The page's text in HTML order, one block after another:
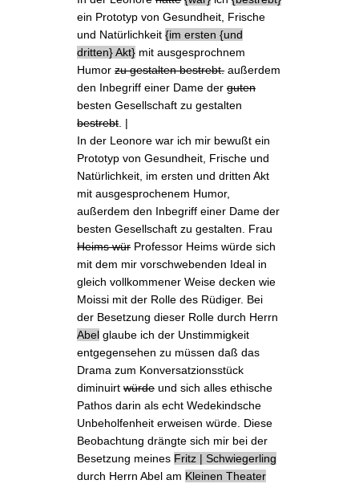
ein Prototyp von Gesundheit, Frische
und Natürlichkeit im ersten und
dritten Akt
mit ausgesprochnem
Humorzu gestalten bestrebt.außerdem
den Inbegriff einer Dame derguten
besten Gesellschaft zu gestalten
bestrebt. |
In der Leonore war ich mir bewußt ein
Prototyp von Gesundheit, Frische und
Natürlichkeit, im ersten und dritten Akt
mit ausgesprochenem Humor,
außerdem den Inbegriff einer Dame der
besten Gesellschaft zu gestalten. Frau
Heims wür Professor Heims würde sich
mit dem mir vorschwebenden Ideal in
gleich vollkommener Weise decken wie
Moissi mit der Rolle des Rüdiger. Bei
der Besetzung dieser Rolle durch Herrn
Abel glaube ich der Unstimmigkeit
entgegensehen zu müssen daß das
Drama zum Konversatzionsstück
diminuirt würdeund sich alles ethische
Pathos darin als echt Wedekindsche
Unbeholfenheit erweisen würde. Diese
Beobachtung drängte sich mir bei der
Besetzung meines Fritz | Schwiegerling
durch Herrn Abel am Kleinen Theater